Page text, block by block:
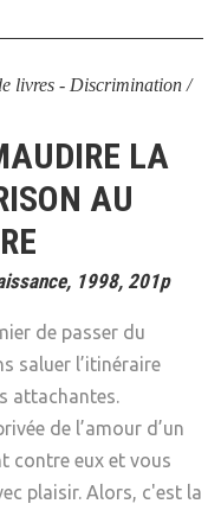
livres - Discrimination /
LA
AU
1998, 201p
de passer du
saluer l’itinéraire
attachantes.
de l’amour d’un
contre eux et vous
plaisir. Alors, c'est la